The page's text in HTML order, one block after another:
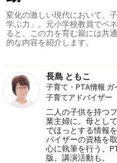
変化の激しい現代において、
学ぶ力」。元小学校教員でベ
ると、この力を育む親には共
的な内容を紹介します。
長島 ともこ
子育て・PTA情報 ガ
子育てアドバイザー
二人の子供を持つ
業主婦に。母とし
でほっとする情報
バイザーの資格を
心に執筆を行う。
版。講演活動も。